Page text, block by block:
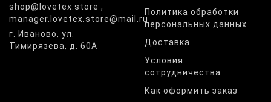
shop@lovetex.store ,
manager.lovetex.store@mail.ru
г. Иваново, ул.
Тимирязева, д. 60А
Политика обработки
персональных данных
Доставка
Условия
сотрудничества
Как оформить заказ